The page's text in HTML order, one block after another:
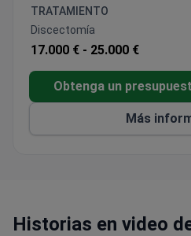
puede atender a unos
régimen de hospitalización
instalación cuenta con cerca
entre personal médico y
TRATAMIENTO
Discectomía
17.000 € - 25.000 €
Obtenga un
Más
Historias en video